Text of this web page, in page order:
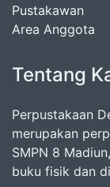
Pustakawan
Area Anggota
Tentang
Perpustakaan
merupakan
SMPN 8
buku fisik dan